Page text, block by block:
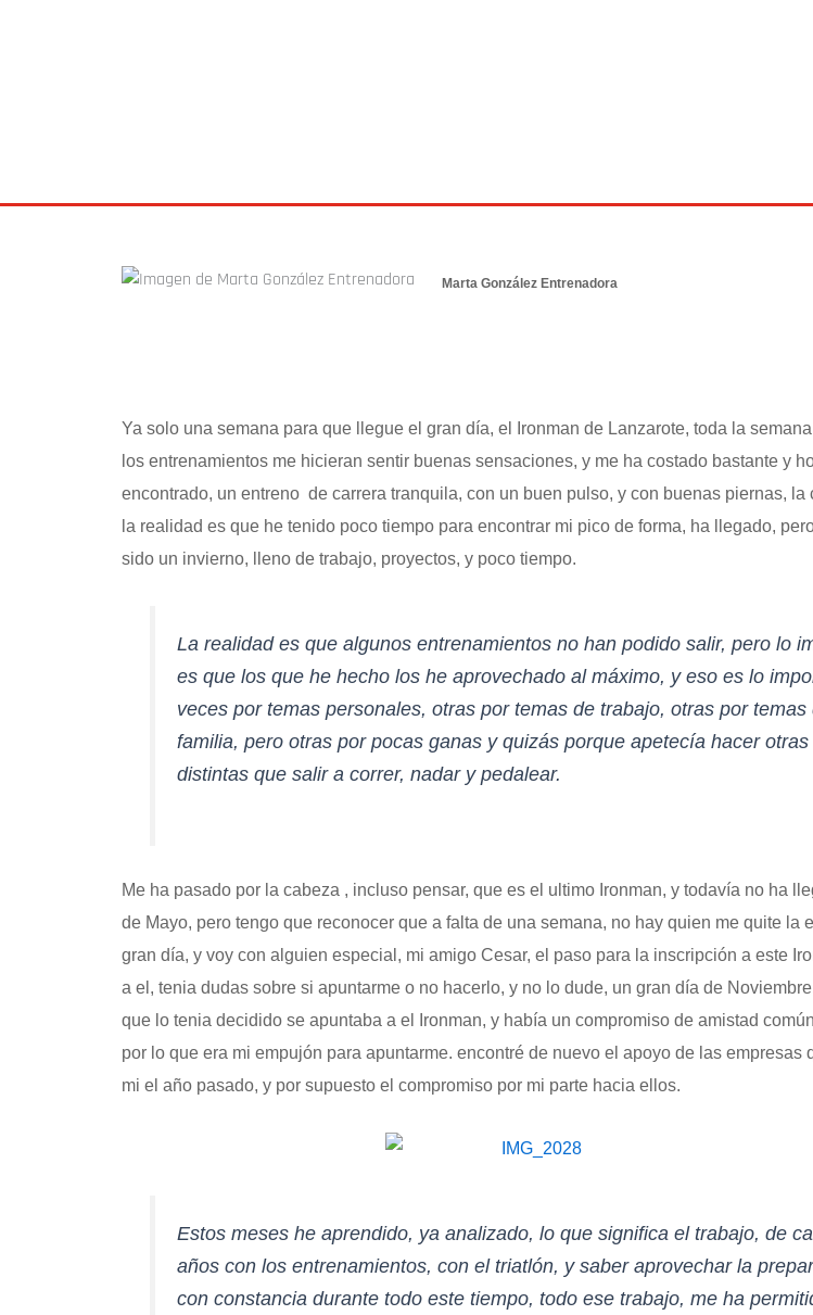
Marta González Entrenadora
Ya solo una semana para que llegue el gran día, el Ironman de Lanzarote, toda la
los entrenamientos me hicieran sentir buenas sensaciones, y me ha costado bastante y
encontrado, un entreno de carrera tranquila, con un buen pulso, y con buenas piernas, la
la realidad es que he tenido poco tiempo para encontrar mi pico de forma, ha llegado,
sido un invierno, lleno de trabajo, proyectos, y poco tiempo.
La realidad es que algunos entrenamientos no han podido salir, pero lo
es que los que he hecho los he aprovechado al máximo, y eso es lo
veces por temas personales, otras por temas de trabajo, otras por temas
familia, pero otras por pocas ganas y quizás porque apetecía hacer
distintas que salir a correr, nadar y pedalear.
Me ha pasado por la cabeza , incluso pensar, que es el ultimo Ironman, y todavía no ha
de Mayo, pero tengo que reconocer que a falta de una semana, no hay quien me quite la
gran día, y voy con alguien especial, mi amigo Cesar, el paso para la inscripción a este
a el, tenia dudas sobre si apuntarme o no hacerlo, y no lo dude, un gran día de
que lo tenia decidido se apuntaba a el Ironman, y había un compromiso de amistad
por lo que era mi empujón para apuntarme. encontré de nuevo el apoyo de las empresas
mi el año pasado, y por supuesto el compromiso por mi parte hacia ellos.
Estos meses he aprendido, ya analizado, lo que significa el trabajo, de
años con los entrenamientos, con el triatlón, y saber aprovechar la
con constancia durante todo este tiempo, todo ese trabajo, me ha